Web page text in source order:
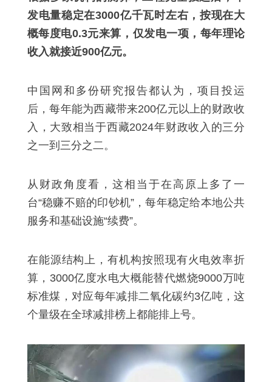
发电量稳定在3000亿千瓦时左右，按现在大
概每度电0.3元来算，仅发电一项，每年理论
收入就接近900亿元。
中国网和多份研究报告都认为，项目投运
后，每年能为西藏带来200亿元以上的财政收
入，大致相当于西藏2024年财政收入的三分
之一到三分之二。
从财政角度看，这相当于在高原上多了一
台“稳赚不赔的印钞机”，每年稳定给本地公共
服务和基础设施“续费”。
在能源结构上，有机构按照现有火电效率折
算，3000亿度水电大概能替代燃烧9000万吨
标准煤，对应每年减排二氧化碳约3亿吨，这
个量级在全球减排榜上都能排上号。